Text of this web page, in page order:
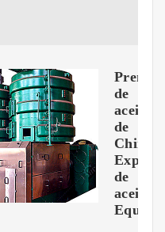
Prensa
de
aceite
de
China,
de
aceite,
Equipo